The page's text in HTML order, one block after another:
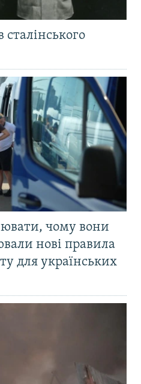
чому вони
нові правила
для українських